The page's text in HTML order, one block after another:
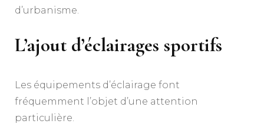
d’urbanisme.
L’ajout d’éclairages sportifs
Les équipements d’éclairage font
fréquemment l’objet d’une attention
particulière.